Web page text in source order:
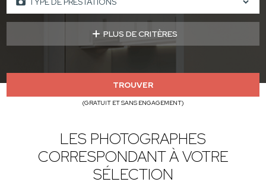
PLUS DE CRITÈRES
TROUVER
(GRATUIT ET SANS ENGAGEMENT)
LES PHOTOGRAPHES
CORRESPONDANT À VOTRE
SÉLECTION